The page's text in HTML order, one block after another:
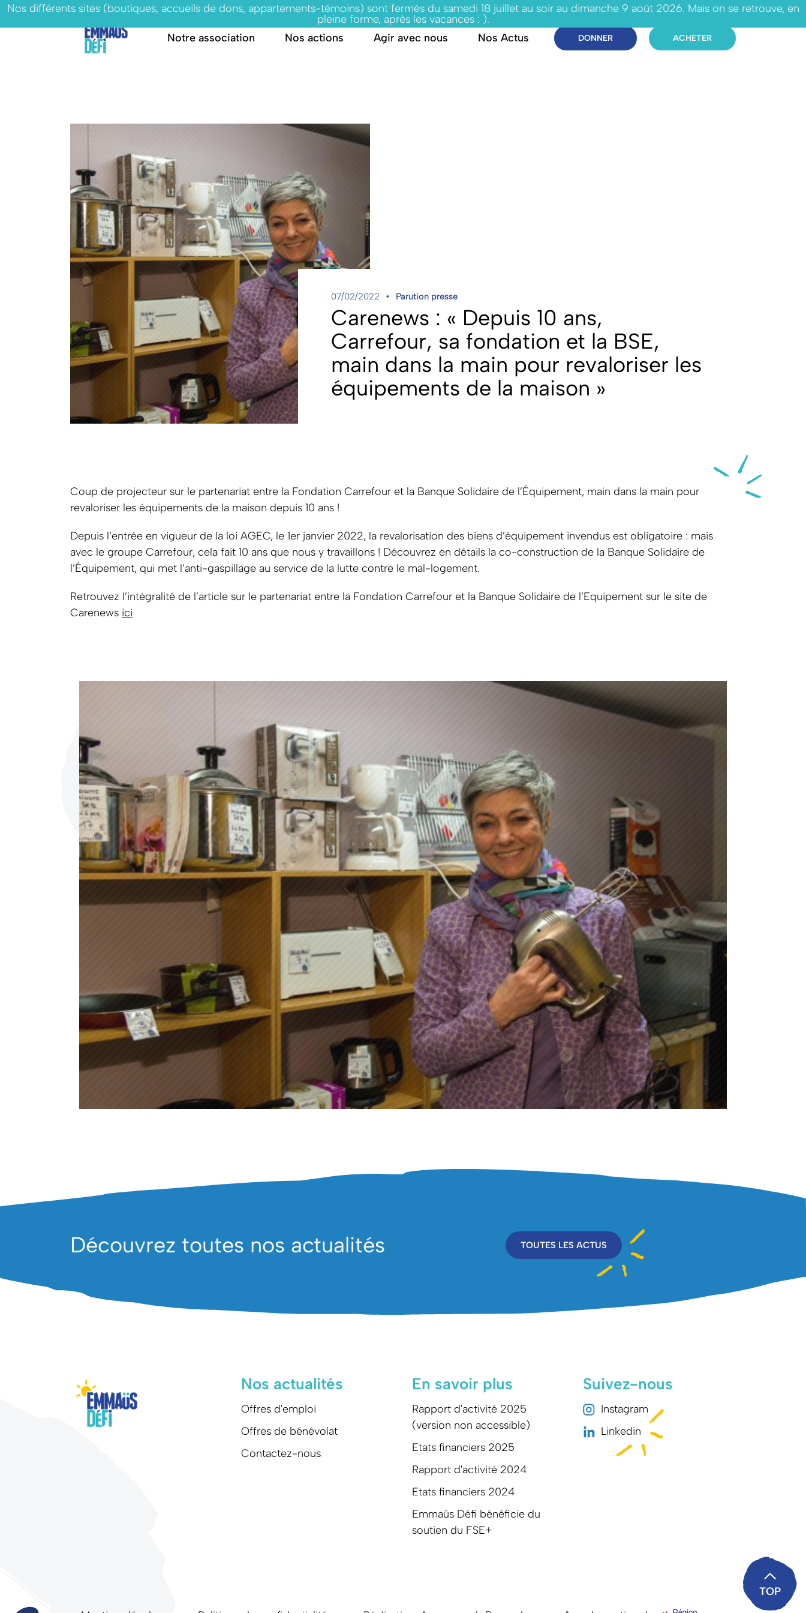
Nos différents sites (boutiques, accueils de dons, appartements-témoins) sont fermés du samedi 18 juillet au soir au dimanche 9 août 2026. Mais on se retrouve, en
pleine forme, après les vacances : ).
Notre association
Nos actions Agir avec nous Nos Actus DONNER ACHETER
07/02/2022 Parution presse
Carenews : « Depuis 10 ans,
Carrefour, sa fondation et la BSE,
main dans la main pour revaloriser les
équipements de la maison »
Coup de projecteur sur le partenariat entre la Fondation Carrefour et la Banque Solidaire de l’Équipement, main dans la main pour
revaloriser les équipements de la maison depuis 10 ans !
Depuis l’entrée en vigueur de la loi AGEC, le 1er janvier 2022, la revalorisation des biens d’équipement invendus est obligatoire : mais
avec le groupe Carrefour, cela fait 10 ans que nous y travaillons ! Découvrez en détails la co-construction de la Banque Solidaire de
l’Équipement, qui met l’anti-gaspillage au service de la lutte contre le mal-logement.
Retrouvez l’intégralité de l’article sur le partenariat entre la Fondation Carrefour et la Banque Solidaire de l’Equipement sur le site de
Carenews ici
Découvrez toutes nos actualités TOUTES LES ACTUS
Nos actualités
Offres d'emploi
Offres de bénévolat
Contactez-nous
En savoir plus
Rapport d'activité 2025
(version non accessible)
Etats financiers 2025
Rapport d'activité 2024
Etats financiers 2024
Emmaüs Défi bénéficie du
soutien du FSE+
Suivez-nous
Instagram
Linkedin
TOP